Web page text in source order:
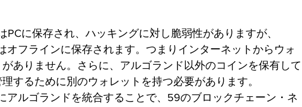
PCに保存され、ハッキングに対し脆弱性がありますが、
オフラインに保存されます。つまりインターネットからウォ
ありません。さらに、アルゴランド以外のコインを保有して
するために別のウォレットを持つ必要があります。
アルゴランドを統合することで、59のブロックチェーン・ネ